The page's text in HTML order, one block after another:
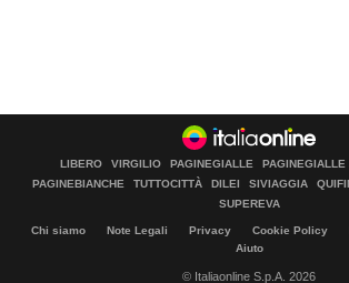
LIBERO VIRGILIO PAGINEGIALLE PAGINEGIALLE
PAGINEBIANCHE
TUTTOCITTÀ DILEI SIVIAGGIA
SUPEREVA
Chi siamo Note Legali Privacy Cookie Policy
Aiuto
© Italiaonline S.p.A. 2026